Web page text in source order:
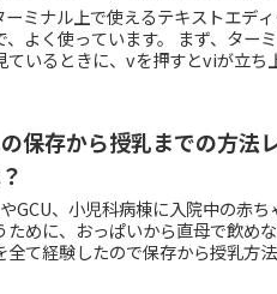
ミナル上で使えるテキストエデ
、よく使っています。 まず、ター
ているときに、vを押すとviが立ち
保存から授乳までの方法
GCU、小児科病棟に入院中の赤
ために、おっぱいから直母で飲め
全て経験したので保存から授乳方